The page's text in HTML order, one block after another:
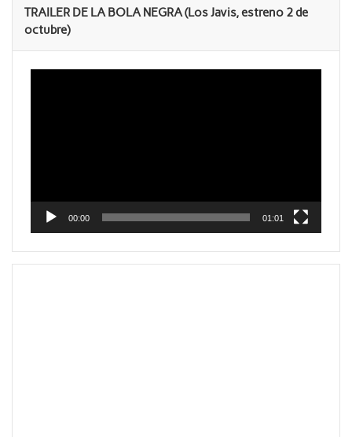
TRAILER DE LA BOLA NEGRA (Los Javis, estreno 2 de
octubre)
Reproductor
00:00 01:01